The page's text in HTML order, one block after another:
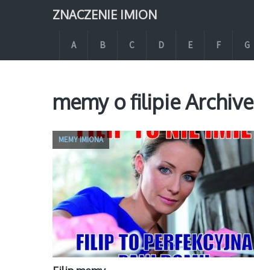
ZNACZENIE IMION
A B C D E F G
memy o filipie Archive
MEMY IMIONA